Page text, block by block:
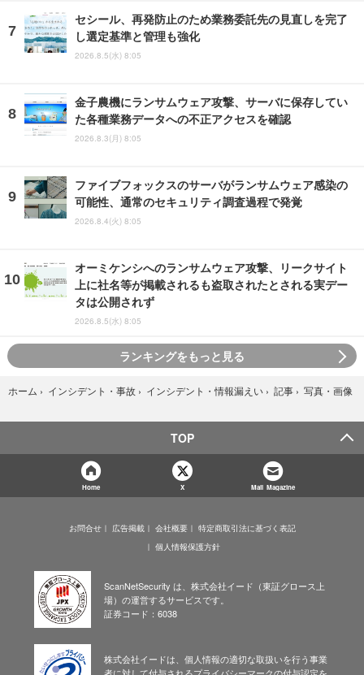
セシール、再発防止のため業務委託先の見直しを完了
し選定基準と管理も強化
2026.8.5(水) 8:05
金子農機にランサムウェア攻撃、サーバに保存してい
た各種業務データへの不正アクセスを確認
2026.8.3(月) 8:05
ファイブフォックスのサーバがランサムウェア感染の
可能性、通常のセキュリティ調査過程で発覚
2026.8.4(火) 8:05
オーミケンシへのランサムウェア攻撃、リークサイト
上に社名等が掲載されるも盗取されたとされる実デー
タは公開されず
2026.8.5(水) 8:05
ランキングをもっと見る
ホーム › インシデント・事故 › インシデント・情報漏えい › 記事 › 写真・画像
TOP
Home X Mail Magazine
お問合せ 広告掲載 会社概要
特定商取引法に基づく表記
個人情報保護方針
ScanNetSecurity は、株式会社イード（東証グロース上
場）の運営するサービスです。
証券コード：6038
株式会社イードは、個人情報の適切な取扱いを行う事業